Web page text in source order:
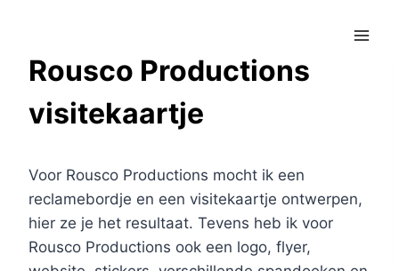
inhoudRousco Productions
visitekaartje
Voor Rousco Productions mocht ik een
reclamebordje en een visitekaartje ontwerpen,
hier ze je het resultaat. Tevens heb ik voor
Rousco Productions ook een logo, flyer,